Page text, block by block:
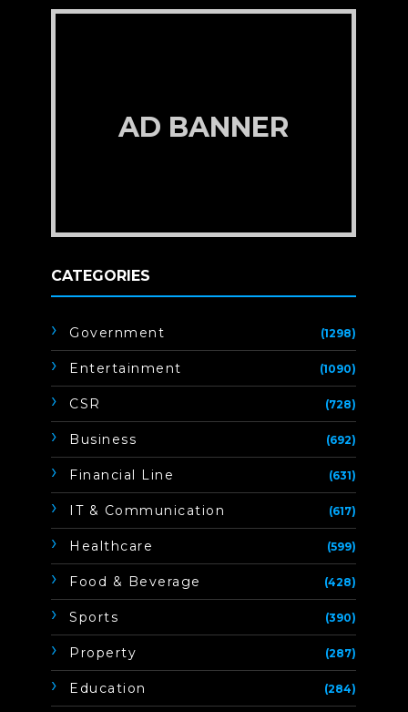
AD BANNER
CATEGORIES
Government (1298)
Entertainment (1090)
CSR (728)
Business (692)
Financial Line (631)
IT & Communication (617)
Healthcare (599)
Food & Beverage (428)
Sports (390)
Property (287)
Education (284)